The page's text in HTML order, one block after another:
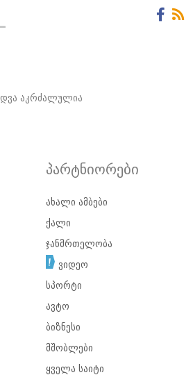
აკრძალულია
პარტნიორები
ახალი ამბები
ქალი
ჯანმრთელობა
ვიდეო
სპორტი
ავტო
ბიზნესი
მშობლები
ყველა საიტი